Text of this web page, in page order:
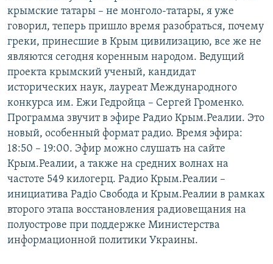
крымские татары – не монголо-татары, я уже
говорил, теперь пришло время разобраться, почему
греки, принесшие в Крым цивилизацию, все же не
являются сегодня коренным народом. Ведущий
проекта крымский ученый, кандидат
исторических наук, лауреат Международного
конкурса им. Ежи Гедройца – Сергей Громенко.
Программа звучит в эфире Радио Крым.Реалии. Это
новый, особенный формат радио. Время эфира:
18:50 – 19:00. Эфир можно слушать на сайте
Крым.Реалии, а также на средних волнах на
частоте 549 килогерц. Радио Крым.Реалии –
инициатива Радіо Свобода и Крым.Реалии в рамках
второго этапа восстановления радиовещания на
полуострове при поддержке Министерства
информационной политики Украины.